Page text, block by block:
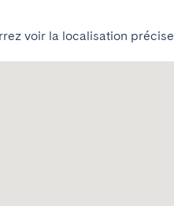
voir la localisation